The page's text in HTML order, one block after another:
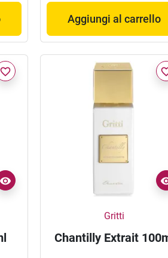
Aggiungi al carrello
favorite_border
Gritti
Chantilly Extrait